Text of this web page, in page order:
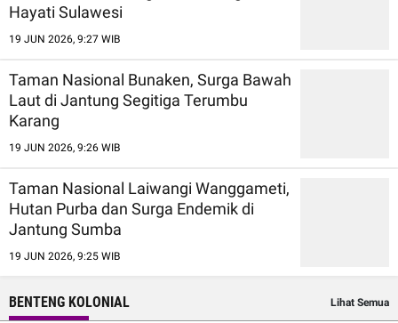
Hayati Sulawesi
19 JUN 2026, 9:27 WIB
Taman Nasional Bunaken, Surga Bawah
Laut di Jantung Segitiga Terumbu
Karang
19 JUN 2026, 9:26 WIB
Taman Nasional Laiwangi Wanggameti,
Hutan Purba dan Surga Endemik di
Jantung Sumba
19 JUN 2026, 9:25 WIB
BENTENG KOLONIAL Lihat Semua